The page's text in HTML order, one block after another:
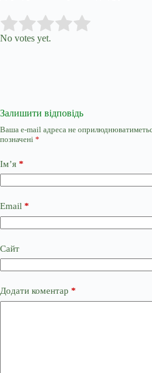
Rate this item:
No votes yet.
Залишити відповідь
Ваша e-mail адреса не
позначені *
Ім’я *
Email *
Сайт
Додати коментар *